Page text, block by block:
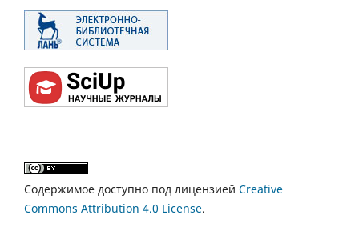
Содержимое доступно под лицензией Creative
Commons Attribution 4.0 License.